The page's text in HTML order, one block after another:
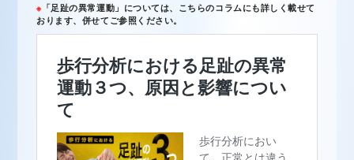
※ 「足趾の異常運動」については、こちらのコラムにも詳しく載せて
おります、併せてご参照ください。